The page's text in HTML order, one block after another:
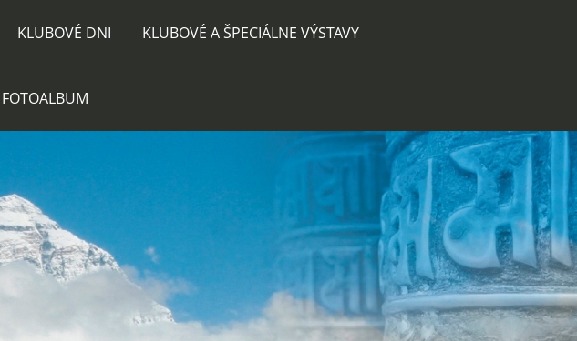
KLUBOVÉ DNI KLUBOVÉ A ŠPECIÁLNE VÝSTAVY
FOTOALBUM